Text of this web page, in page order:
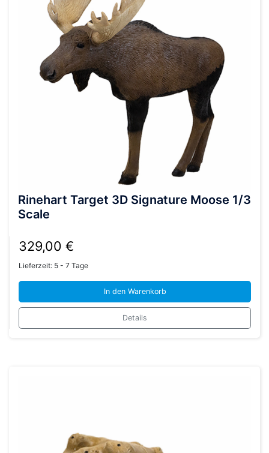
Rinehart Target 3D Signature Moose 1/3
Scale
329,00 €
Lieferzeit: 5 - 7 Tage
In den Warenkorb
Details